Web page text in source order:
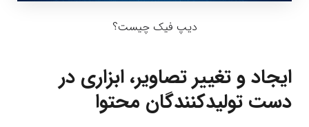
دیپ فیک چیست؟
ایجاد و تغییر تصاویر، ابزاری در
دست تولیدکنندگان محتوا